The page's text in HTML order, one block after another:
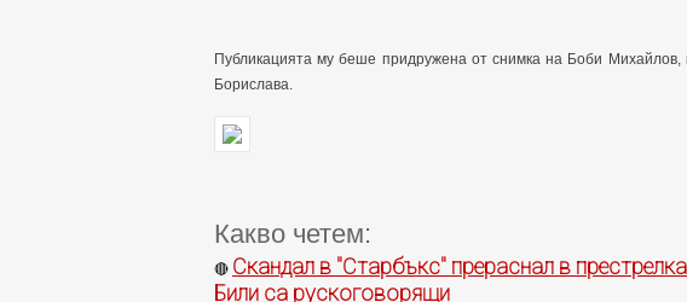
Публикацията му беше придружена от снимка на Боби Михайлов,
Борислава.
Какво четем:
🔴 Скандал в "Старбъкс" прераснал в
Били са рускоговорящи